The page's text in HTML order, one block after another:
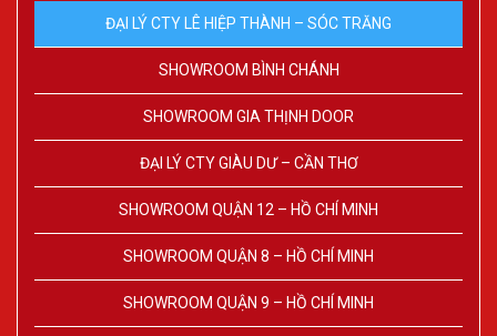
ĐẠI LÝ CTY LÊ HIỆP THÀNH – SÓC TRĂNG
SHOWROOM BÌNH CHÁNH
SHOWROOM GIA THỊNH DOOR
ĐẠI LÝ CTY GIÀU DƯ – CẦN THƠ
SHOWROOM QUẬN 12 – HỒ CHÍ MINH
SHOWROOM QUẬN 8 – HỒ CHÍ MINH
SHOWROOM QUẬN 9 – HỒ CHÍ MINH